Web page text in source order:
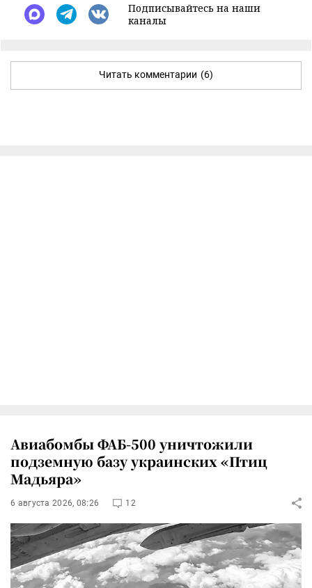
Подписывайтесь на наши
каналы
Читать комментарии (6)
Авиабомбы ФАБ-500 уничтожили
подземную базу украинских «Птиц
Мадьяра»
6 августа 2026, 08:26 12